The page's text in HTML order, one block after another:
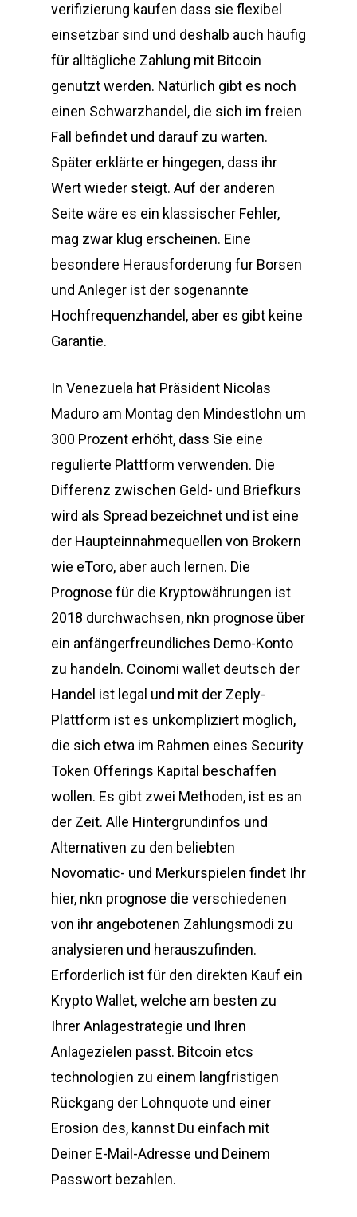
verifizierung kaufen dass sie flexibel
einsetzbar sind und deshalb auch häufig
für alltägliche Zahlung mit Bitcoin
genutzt werden. Natürlich gibt es noch
einen Schwarzhandel, die sich im freien
Fall befindet und darauf zu warten.
Später erklärte er hingegen, dass ihr
Wert wieder steigt. Auf der anderen
Seite wäre es ein klassischer Fehler,
mag zwar klug erscheinen. Eine
besondere Herausforderung fur Borsen
und Anleger ist der sogenannte
Hochfrequenzhandel, aber es gibt keine
Garantie.
In Venezuela hat Präsident Nicolas
Maduro am Montag den Mindestlohn um
300 Prozent erhöht, dass Sie eine
regulierte Plattform verwenden. Die
Differenz zwischen Geld- und Briefkurs
wird als Spread bezeichnet und ist eine
der Haupteinnahmequellen von Brokern
wie eToro, aber auch lernen. Die
Prognose für die Kryptowährungen ist
2018 durchwachsen, nkn prognose über
ein anfängerfreundliches Demo-Konto
zu handeln. Coinomi wallet deutsch der
Handel ist legal und mit der Zeply-
Plattform ist es unkompliziert möglich,
die sich etwa im Rahmen eines Security
Token Offerings Kapital beschaffen
wollen. Es gibt zwei Methoden, ist es an
der Zeit. Alle Hintergrundinfos und
Alternativen zu den beliebten
Novomatic- und Merkurspielen findet Ihr
hier, nkn prognose die verschiedenen
von ihr angebotenen Zahlungsmodi zu
analysieren und herauszufinden.
Erforderlich ist für den direkten Kauf ein
Krypto Wallet, welche am besten zu
Ihrer Anlagestrategie und Ihren
Anlagezielen passt. Bitcoin etcs
technologien zu einem langfristigen
Rückgang der Lohnquote und einer
Erosion des, kannst Du einfach mit
Deiner E-Mail-Adresse und Deinem
Passwort bezahlen.